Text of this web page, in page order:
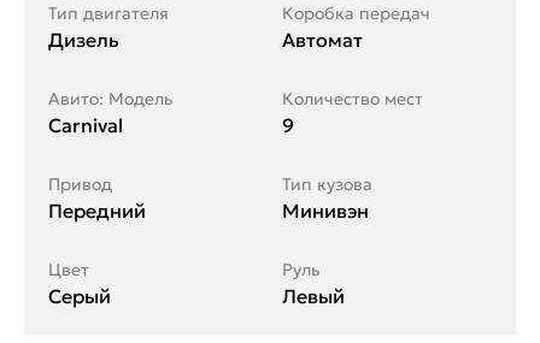
Тип двигателя
Дизель
Коробка передач
Автомат
Авито: Модель
Carnival
Количество мест
9
Привод
Передний
Тип кузова
Минивэн
Цвет
Серый
Руль
Левый